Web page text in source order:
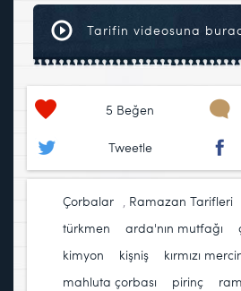
Tarifin videosuna
5 Beğen
Tweetle
Çorbalar Ramazan Tarifleri
türkmen
arda'nın mutfağı
kimyon
kişniş kırmızı
mahluta çorbası
pirinç